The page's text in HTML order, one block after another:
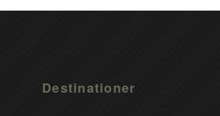
Destinationer